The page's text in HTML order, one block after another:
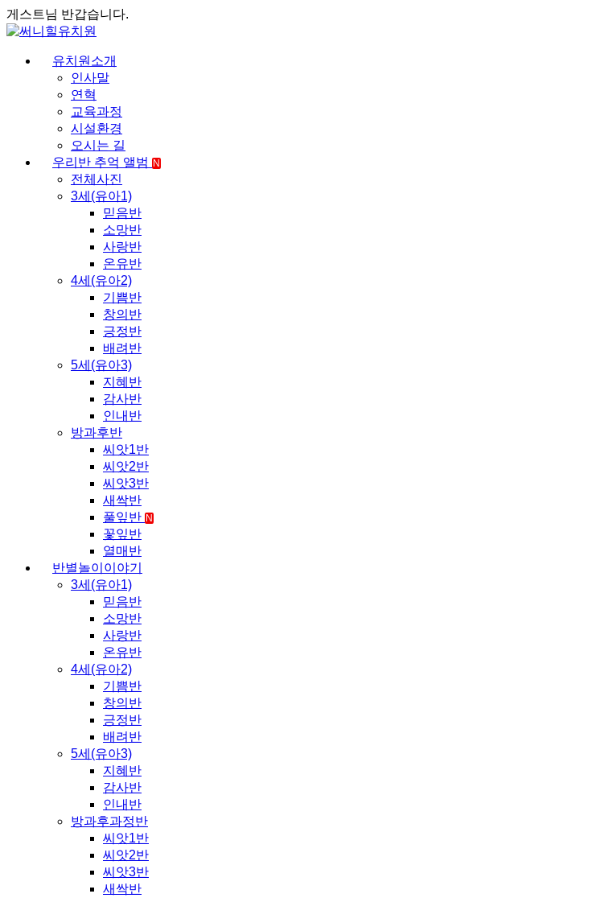
게스트님 반갑습니다.
유치원소개
인사말
연혁
교육과정
시설환경
오시는 길
우리반 추억 앨범
N
전체사진
3세(유아1)
믿음반
소망반
사랑반
온유반
4세(유아2)
기쁨반
창의반
긍정반
배려반
5세(유아3)
지혜반
감사반
인내반
방과후반
씨앗1반
씨앗2반
씨앗3반
새싹반
풀잎반 N
꽃잎반
열매반
반별놀이이야기
3세(유아1)
믿음반
소망반
사랑반
온유반
4세(유아2)
기쁨반
창의반
긍정반
배려반
5세(유아3)
지혜반
감사반
인내반
방과후과정반
씨앗1반
씨앗2반
씨앗3반
새싹반